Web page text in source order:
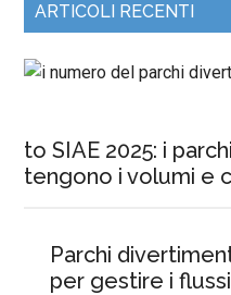
ARTICOLI RECENTI
to SIAE 2025: i
tengono i volumi e
Parchi
per gestire i flussi